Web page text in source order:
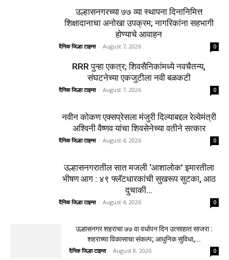
उल्हासनगरच्या ७७ व्या स्थापना दिनानिमित्त
शिक्षादानाचा अनोखा उपक्रम; नागरिकांना सहभागी
होण्याचे आवाहन
दैनिक जिल्हा टाइम्स - August 7, 2026 0
RRR पुन्हा एकत्र; शिवसैनिकांमध्ये नवचैतन्य,
संघटनेच्या एकजुटीला नवी बळकटी
दैनिक जिल्हा टाइम्स - August 7, 2026 0
नवीन कोकण एक्सप्रेसला मंजुरी दिल्याबद्दल रेल्वेमंत्री
अश्विनी वैष्णव यांचा शिवसेनेच्या वतीने सत्कार
दैनिक जिल्हा टाइम्स - August 4, 2026 0
उल्हासनगरातील सात मजली ‘आशालोक’ इमारतीला
भीषण आग : ४९ फ्लॅटधारकांची सुखरूप सुटका, आठ
दुचाकी...
दैनिक जिल्हा टाइम्स - August 4, 2026 0
उल्हासनगर शहराचा ७७ वा वर्धापन दिन उत्साहात साजरा :
शहराच्या विकासाचा संकल्प; आधुनिक सुविधा,...
दैनिक जिल्हा टाइम्स - August 8, 2026 0